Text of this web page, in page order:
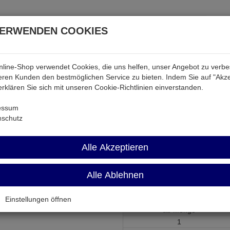
& Akkus Audio & Video Strom Tab &
Akkus
V364
Knopfzelle 1,55V 17mAh
1
COOKIES
Shop verwendet Cookies, die uns helfen, unser Angebot zu
Kunden den bestmöglichen Service zu bieten. Indem Sie auf
Sie sich mit unseren Cookie-Richtlinien einverstanden.
Alle Akzeptieren
Alle Ablehnen
Einstellungen öffnen